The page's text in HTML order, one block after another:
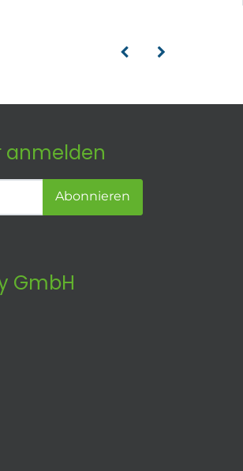
anmelden
Abonnieren
GmbH